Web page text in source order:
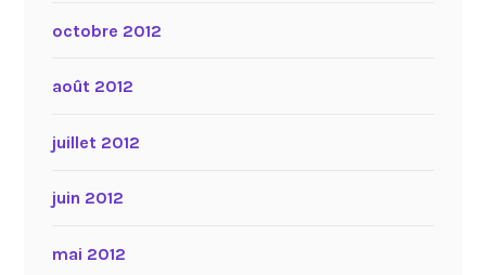
octobre 2012
août 2012
juillet 2012
juin 2012
mai 2012